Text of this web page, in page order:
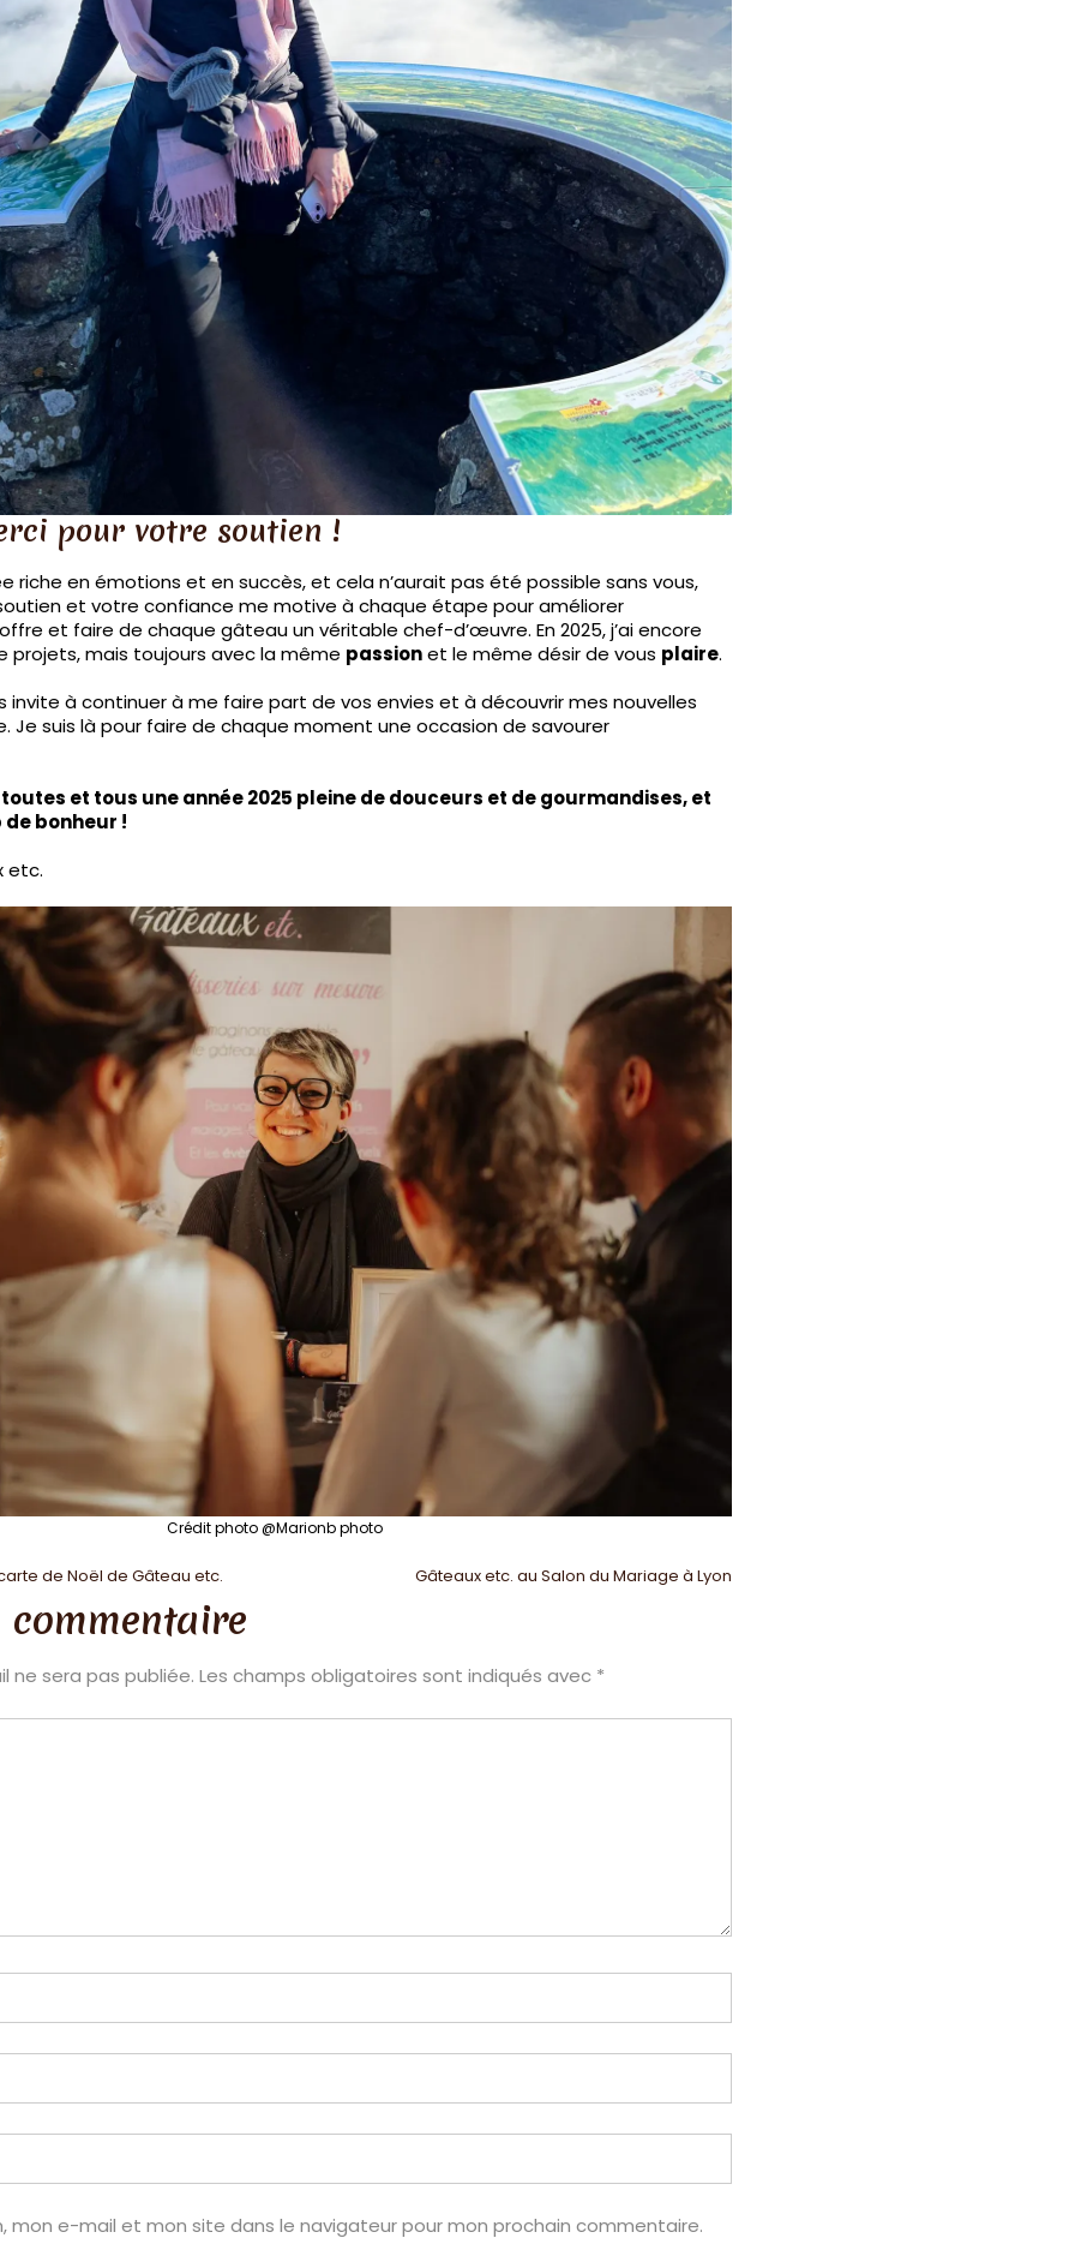
pour votre soutien !
riche en émotions et en succès, et cela n’aurait pas été possible sans vous,
et votre confiance me motive à chaque étape pour améliorer
et faire de chaque gâteau un véritable chef-d’œuvre. En 2025, j’ai encore
projets, mais toujours avec la même passionet le même désir de vous plaire.
invite à continuer à me faire part de vos envies et à découvrir mes nouvelles
Je suis là pour faire de chaque moment une occasion de savourer
et tous une année 2025 pleine de douceurs et de gourmandises, et
bonheur !
etc.
Crédit photo @Marionb photo
de Noël de Gâteau etc. Gâteaux etc. au Salon du Mariage à Lyon
commentaire
ne sera pas publiée. Les champs obligatoires sont indiqués avec *
mon e-mail et mon site dans le navigateur pour mon prochain commentaire.